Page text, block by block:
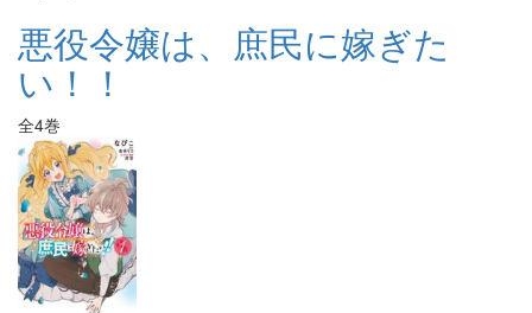
悪役令嬢は、庶民に嫁ぎた
い！！
全4巻